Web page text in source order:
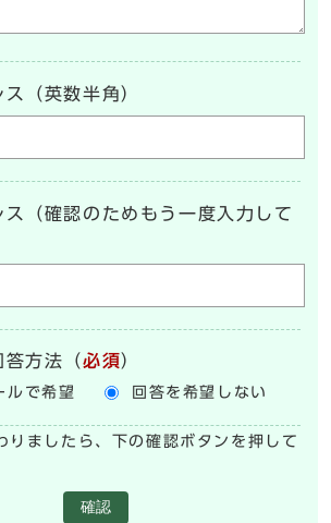
（英数半角）
ス（確認のためもう一度入力して
答方法 （必須）
ルで希望 回答を希望しない
りましたら、下の確認ボタンを押して
確認